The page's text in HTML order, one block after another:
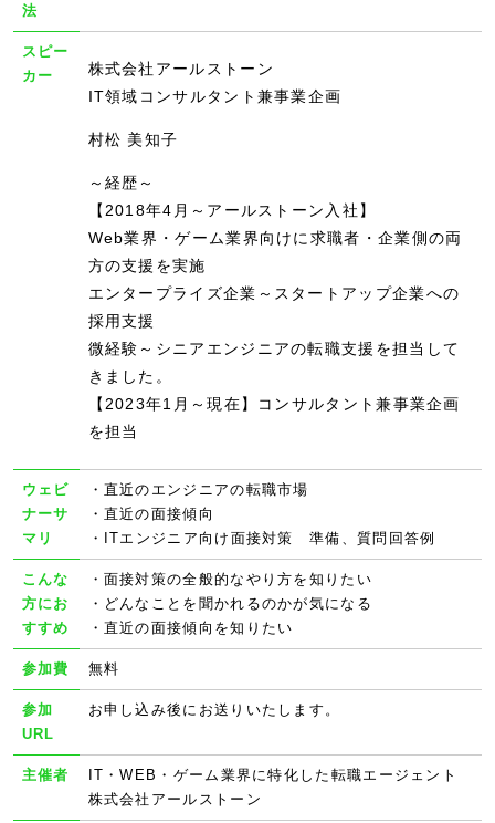
法
スピー
カー
株式会社アールストーン
IT領域コンサルタント兼事業企画
村松 美知子
～経歴～
【2018年4月～アールストーン入社】
Web業界・ゲーム業界向けに求職者・企業側の両
方の支援を実施
エンタープライズ企業～スタートアップ企業への
採用支援
微経験～シニアエンジニアの転職支援を担当して
きました。
【2023年1月～現在】コンサルタント兼事業企画
を担当
ウェビ
ナーサ
マリ
・直近のエンジニアの転職市場
・直近の面接傾向
・ITエンジニア向け面接対策 準備、質問回答例
こんな
方にお
すすめ
・面接対策の全般的なやり方を知りたい
・どんなことを聞かれるのかが気になる
・直近の面接傾向を知りたい
参加費 無料
参加
URL
お申し込み後にお送りいたします。
主催者
IT・WEB・ゲーム業界に特化した転職エージェント
株式会社アールストーン